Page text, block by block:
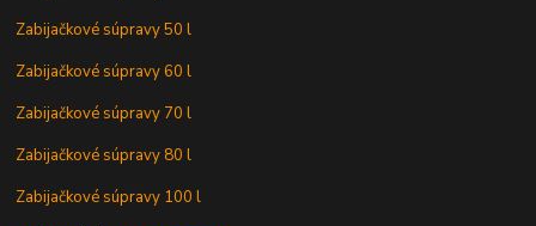
Zabijačkové súpravy 50 l
Zabijačkové súpravy 60 l
Zabijačkové súpravy 70 l
Zabijačkové súpravy 80 l
Zabijačkové súpravy 100 l